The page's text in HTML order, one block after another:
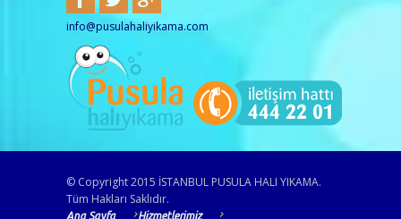
info@pusulahaliyikama.com
© Copyright 2015 İSTANBUL PUSULA HALI YIKAMA.
Tüm Hakları Saklıdır.
Ana Sayfa Hizmetlerimiz